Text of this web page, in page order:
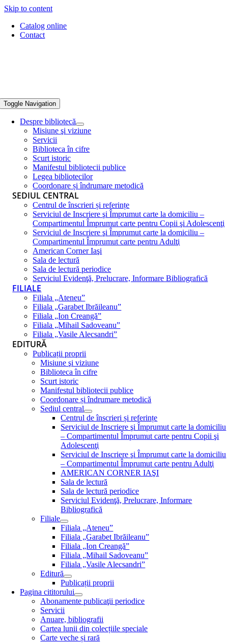
Skip to content
Catalog online
Contact
Toggle Navigation
Despre bibliotecă
Misiune şi viziune
Servicii
Biblioteca în cifre
Scurt istoric
Manifestul bibliotecii publice
Legea bibliotecilor
Coordonare și îndrumare metodică
SEDIUL CENTRAL
Centrul de înscrieri și referințe
Serviciul de Inscriere şi Împrumut carte la domiciliu –
Compartimentul Împrumut carte pentru Copii şi Adolescenţi
Serviciul de Inscriere şi Împrumut carte la domiciliu –
Compartimentul Împrumut carte pentru Adulţi
American Corner Iaşi
Sala de lectură
Sala de lectură periodice
Serviciul Evidenţă, Prelucrare, Informare Bibliografică
FILIALE
Filiala „Ateneu”
Filiala „Garabet Ibrăileanu”
Filiala „Ion Creangă”
Filiala „Mihail Sadoveanu”
Filiala „Vasile Alecsandri”
EDITURĂ
Publicații proprii
Misiune şi viziune
Biblioteca în cifre
Scurt istoric
Manifestul bibliotecii publice
Coordonare și îndrumare metodică
Sediul central
Centrul de înscrieri și referințe
Serviciul de Inscriere şi Împrumut carte la domiciliu
– Compartimentul Împrumut carte pentru Copii şi
Adolescenţi
Serviciul de Inscriere şi Împrumut carte la domiciliu
– Compartimentul Împrumut carte pentru Adulţi
AMERICAN CORNER IAŞI
Sala de lectură
Sala de lectură periodice
Serviciul Evidenţă, Prelucrare, Informare
Bibliografică
Filiale
Filiala „Ateneu”
Filiala „Garabet Ibrăileanu”
Filiala „Ion Creangă”
Filiala „Mihail Sadoveanu”
Filiala „Vasile Alecsandri”
Editură
Publicații proprii
Pagina cititorului
Abonamente publicaţii periodice
Servicii
Anuare, bibliografii
Cartea lunii din colecțiile speciale
Carte veche și rară